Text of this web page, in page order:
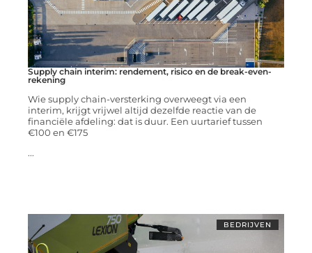
Supply chain interim: rendement, risico en de break-even-
rekening
Wie supply chain-versterking overweegt via een
interim, krijgt vrijwel altijd dezelfde reactie van de
financiële afdeling: dat is duur. Een uurtarief tussen
€100 en €175
...
BEDRIJVEN